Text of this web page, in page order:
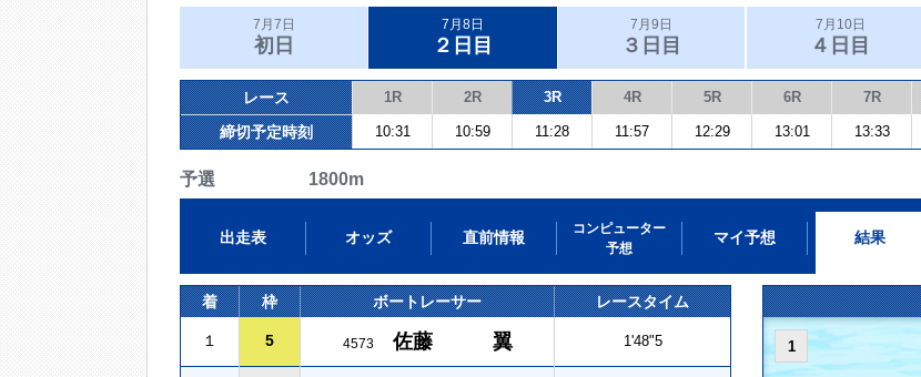
7月7日
初日
7月8日
２日目
7月9日
３日目
7月10日
４日目
レース 1R 2R 3R 4R 5R 6R 7R
締切予定時刻 10:31 10:59 11:28 11:57 12:29 13:01 13:33
予選 1800m
出走表 オッズ 直前情報
コンピューター
予想
マイ予想 結果
着 枠 ボートレーサー レースタイム
１ 5 4573 佐藤 翼 1'48"5 1